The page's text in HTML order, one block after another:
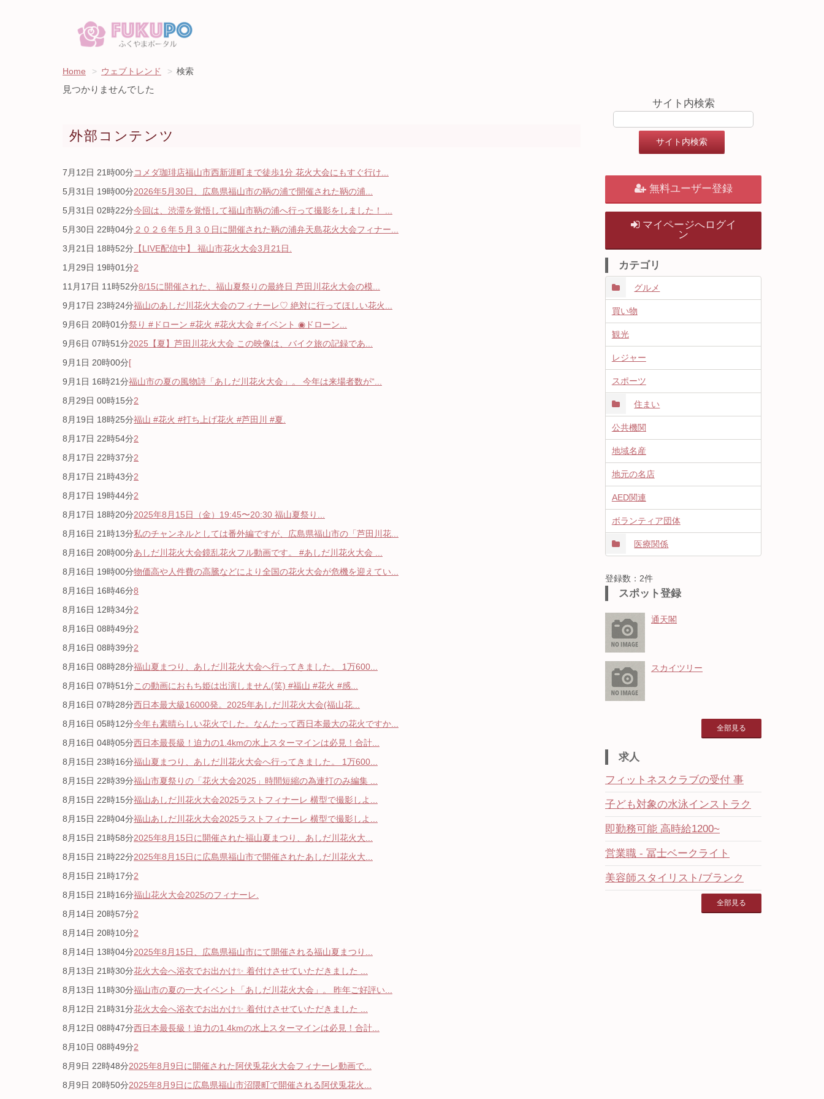
Home ウェブトレンド 検索
見つかりませんでした
外部コンテンツ
7月12日 21時00分コメダ珈琲店福山市西新涯町まで徒歩1分 花火大会にもすぐ行け...
5月31日 19時00分2026年5月30日、広島県福山市の鞆の浦で開催された鞆の浦...
5月31日 02時22分今回は、渋滞を覚悟して福山市鞆の浦へ行って撮影をしました！ ...
5月30日 22時04分 ２０２６年５月３０日に開催された鞆の浦弁天島花火大会フィナー...
3月21日 18時52分 【LIVE配信中】 福山市花火大会3月21日.
1月29日 19時01分2
11月17日 11時52分8/15に開催された、福山夏祭りの最終日 芦田川花火大会の模...
9月17日 23時24分福山のあしだ川花火大会のフィナーレ♡ 絶対に行ってほしい花火...
9月6日 20時01分祭り #ドローン #花火 #花火大会 #イベント ◉ドローン...
9月6日 07時51分2025【夏】芦田川花火大会 この映像は、バイク旅の記録であ...
9月1日 20時00分[
9月1日 16時21分福山市の夏の風物詩「あしだ川花火大会」。 今年は来場者数が“...
8月29日 00時15分2
8月19日 18時25分福山 #花火 #打ち上げ花火 #芦田川 #夏.
8月17日 22時54分2
8月17日 22時37分2
8月17日 21時43分2
8月17日 19時44分2
8月17日 18時20分2025年8月15日（金）19:45〜20:30 福山夏祭り...
8月16日 21時13分私のチャンネルとしては番外編ですが、広島県福山市の「芦田川花...
8月16日 20時00分あしだ川花火大会鏡乱花火フル動画です。 #あしだ川花火大会 ...
8月16日 19時00分物価高や人件費の高騰などにより全国の花火大会が危機を迎えてい...
8月16日 16時46分8
8月16日 12時34分2
8月16日 08時49分2
8月16日 08時39分2
8月16日 08時28分福山夏まつり、あしだ川花火大会へ行ってきました。 1万600...
8月16日 07時51分この動画におもち姫は出演しません(笑) #福山 #花火 #感...
8月16日 07時28分西日本最大級16000発。2025年あしだ川花火大会(福山花...
8月16日 05時12分今年も素晴らしい花火でした。なんたって西日本最大の花火ですか...
8月16日 04時05分西日本最長級！迫力の1.4kmの水上スターマインは必見！合計...
8月15日 23時16分福山夏まつり、あしだ川花火大会へ行ってきました。 1万600...
8月15日 22時39分福山市夏祭りの「花火大会2025」時間短縮の為連打のみ編集 ...
8月15日 22時15分福山あしだ川花火大会2025ラストフィナーレ 横型で撮影しよ...
8月15日 22時04分福山あしだ川花火大会2025ラストフィナーレ 横型で撮影しよ...
8月15日 21時58分2025年8月15日に開催された福山夏まつり、あしだ川花火大...
8月15日 21時22分2025年8月15日に広島県福山市で開催されたあしだ川花火大...
8月15日 21時17分2
8月15日 21時16分福山花火大会2025のフィナーレ.
8月14日 20時57分2
8月14日 20時10分2
8月14日 13時04分2025年8月15日、広島県福山市にて開催される福山夏まつり...
8月13日 21時30分花火大会へ浴衣でお出かけ✨ 着付けさせていただきました ...
8月13日 11時30分福山市の夏の一大イベント「あしだ川花火大会」。 昨年ご好評い...
8月12日 21時31分花火大会へ浴衣でお出かけ✨ 着付けさせていただきました ...
8月12日 08時47分西日本最長級！迫力の1.4kmの水上スターマインは必見！合計...
8月10日 08時49分2
8月9日 22時48分2025年8月9日に開催された阿伏兎花火大会フィナーレ動画で...
8月9日 20時50分2025年8月9日に広島県福山市沼隈町で開催される阿伏兎花火...
サイト内検索
無料ユーザー登録
マイページへログイ
ン
カテゴリ
グルメ
買い物
観光
レジャー
スポーツ
住まい
公共機関
地域名産
地元の名店
AED関連
ボランティア団体
医療関係
登録数：2件
スポット登録
通天閣
スカイツリー
全部見る
求人
フィットネスクラブの受付 事
子ども対象の水泳インストラク
即勤務可能 高時給1200~
営業職 - 冨士ベークライト
美容師スタイリスト/ブランク
全部見る